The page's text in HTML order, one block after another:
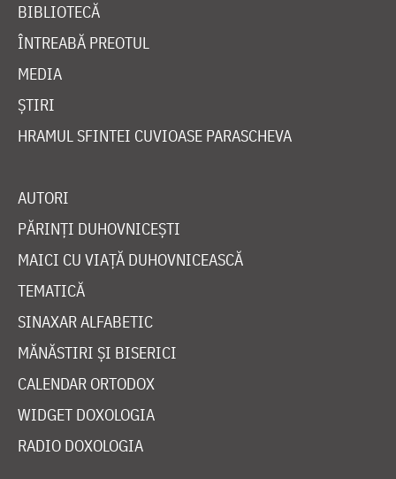
BIBLIOTECĂ
ÎNTREABĂ PREOTUL
MEDIA
ȘTIRI
HRAMUL SFINTEI CUVIOASE PARASCHEVA
AUTORI
PĂRINȚI DUHOVNICEȘTI
MAICI CU VIAȚĂ DUHOVNICEASCĂ
TEMATICĂ
SINAXAR ALFABETIC
MĂNĂSTIRI ȘI BISERICI
CALENDAR ORTODOX
WIDGET DOXOLOGIA
RADIO DOXOLOGIA